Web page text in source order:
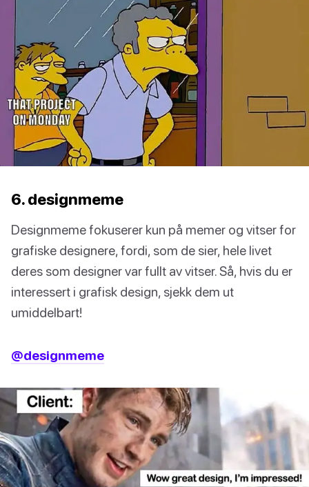
6. designmeme
Designmeme fokuserer kun på memer og vitser for
grafiske designere, fordi, som de sier, hele livet
deres som designer var fullt av vitser. Så, hvis du er
interessert i grafisk design, sjekk dem ut
umiddelbart!
@designmeme